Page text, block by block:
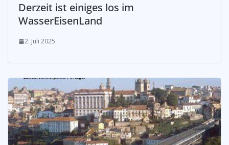
Derzeit ist einiges los im
WasserEisenLand
2. Juli 2025